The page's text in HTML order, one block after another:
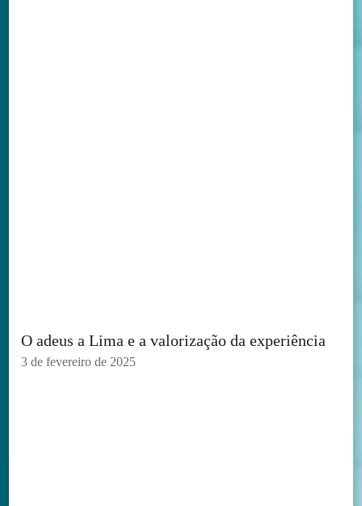
O adeus a Lima e a valorização da experiência
3 de fevereiro de 2025